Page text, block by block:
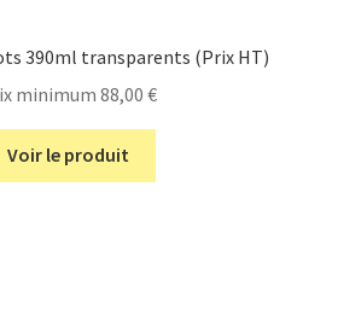
390ml transparents (Prix HT)
minimum 88,00 €
Voir le produit